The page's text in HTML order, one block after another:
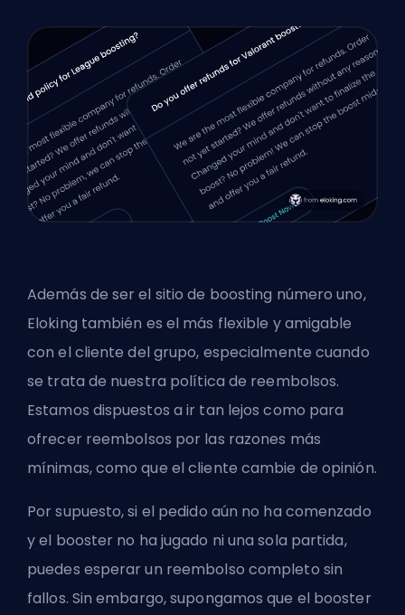
Además de ser el sitio de boosting número uno,
Eloking también es el más flexible y amigable
con el cliente del grupo, especialmente cuando
se trata de nuestra política de reembolsos.
Estamos dispuestos a ir tan lejos como para
ofrecer reembolsos por las razones más
mínimas, como que el cliente cambie de opinión.
Por supuesto, si el pedido aún no ha comenzado
y el booster no ha jugado ni una sola partida,
puedes esperar un reembolso completo sin
fallos. Sin embargo, supongamos que el booster